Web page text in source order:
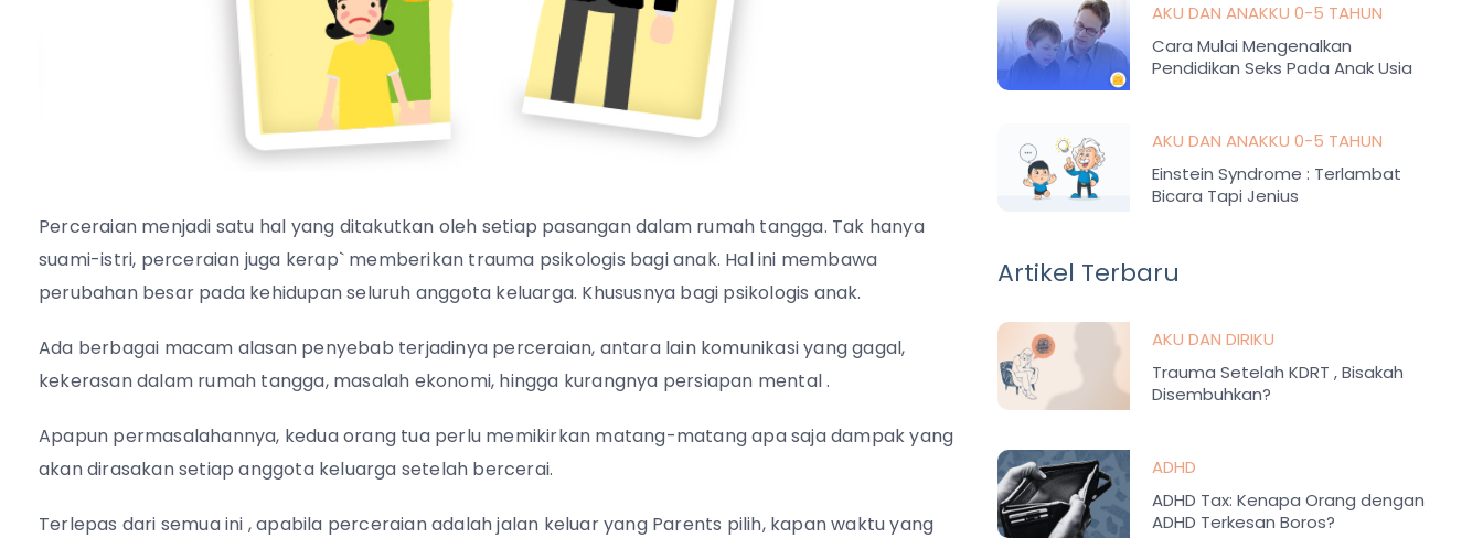
Perceraian menjadi satu hal yang ditakutkan oleh setiap pasangan dalam rumah tangga. Tak hanya
suami-istri, perceraian juga kerap` memberikan trauma psikologis bagi anak. Hal ini membawa
perubahan besar pada kehidupan seluruh anggota keluarga. Khususnya bagi psikologis anak.
Ada berbagai macam alasan penyebab terjadinya perceraian, antara lain komunikasi yang gagal,
kekerasan dalam rumah tangga, masalah ekonomi, hingga kurangnya persiapan mental .
Apapun permasalahannya, kedua orang tua perlu memikirkan matang-matang apa saja dampak yang
akan dirasakan setiap anggota keluarga setelah bercerai.
Terlepas dari semua ini , apabila perceraian adalah jalan keluar yang Parents pilih, kapan waktu yang
AKU DAN ANAKKU 0-5 TAHUN
Cara Mulai Mengenalkan
Pendidikan Seks Pada Anak Usia
AKU DAN ANAKKU 0-5 TAHUN
Einstein Syndrome : Terlambat
Bicara Tapi Jenius
Artikel Terbaru
AKU DAN DIRIKU
Trauma Setelah KDRT , Bisakah
Disembuhkan?
ADHD
ADHD Tax: Kenapa Orang dengan
ADHD Terkesan Boros?